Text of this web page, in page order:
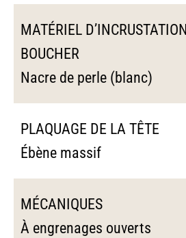
MATÉRIEL
BOUCHER
Nacre de perle (blanc)
PLAQUAGE DE LA TÊTE
Ébène massif
MÉCANIQUES
À engrenages ouverts